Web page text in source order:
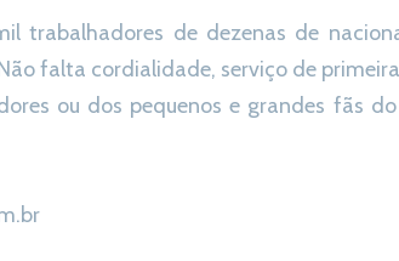
trabalhadores de dezenas de
falta cordialidade, serviço de
ou dos pequenos e grandes fãs